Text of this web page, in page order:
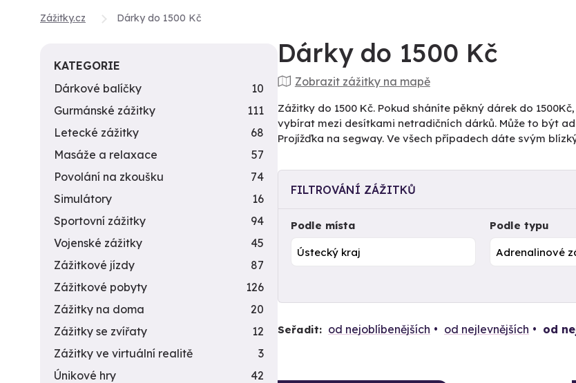
Zážitky.cz Dárky do 1500 Kč
Dárky do 1500 Kč
Zobrazit zážitky na mapě
Zážitky do 1500 Kč. Pokud sháníte pěkný dárek do
vybírat mezi desítkami netradičních dárků. Může to být
Projížďka na segway. Ve všech případech dáte svým
FILTROVÁNÍ ZÁŽITKŮ
Podle místa Podle typu
Seřadit: od nejoblíbenějších od nejlevnějších od
KATEGORIE
Dárkové balíčky
10
Gurmánské zážitky
111
Letecké zážitky
68
Masáže a relaxace
57
Povolání na zkoušku
74
Simulátory
16
Sportovní zážitky
94
Vojenské zážitky
45
Zážitkové jízdy
87
Zážitkové pobyty
126
Zážitky na doma
20
Zážitky se zvířaty
12
Zážitky ve virtuální realitě
3
Únikové hry
42